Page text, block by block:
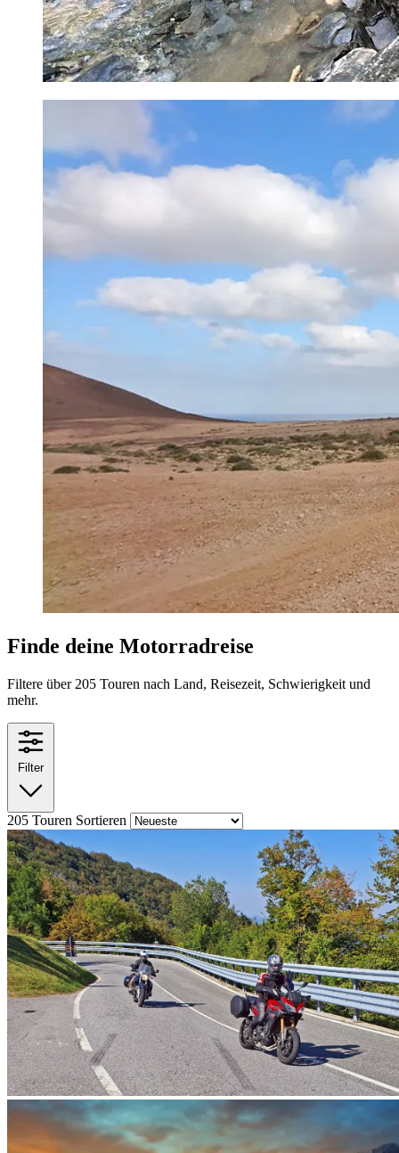
Finde deine Motorradreise
Filtere über 205 Touren nach Land, Reisezeit, Schwierigkeit und
mehr.
Filter
205 Touren Sortieren